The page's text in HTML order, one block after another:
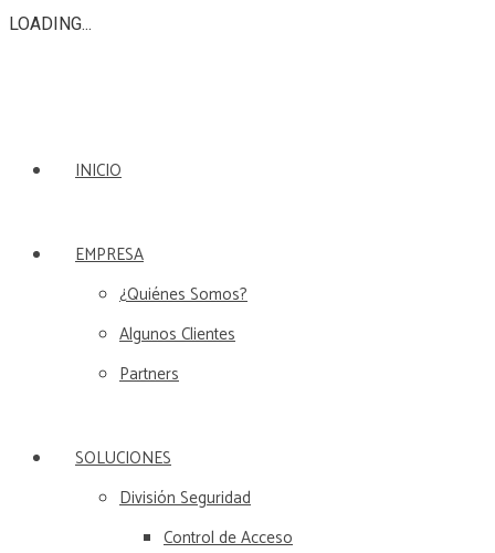
LOADING...
INICIO
EMPRESA
¿Quiénes Somos?
Algunos Clientes
Partners
SOLUCIONES
División Seguridad
Control de Acceso